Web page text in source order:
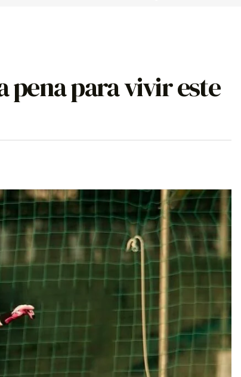
pena para vivir este